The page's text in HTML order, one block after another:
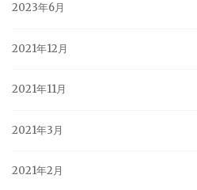
2023年6月
2021年12月
2021年11月
2021年3月
2021年2月